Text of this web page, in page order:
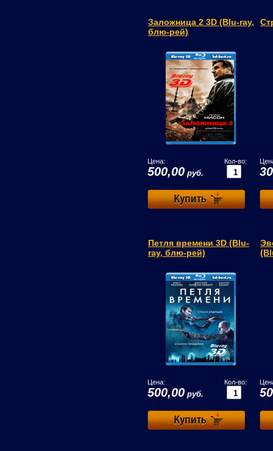
Заложница 2 3D (Blu-ray,
блю-рей)
Цена:
500,00 руб.
Кол-во:
Петля времени 3D (Blu-
ray, блю-рей)
Цена:
500,00 руб.
Кол-во: